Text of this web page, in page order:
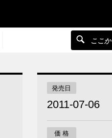
発売日
2011-07-06
価 格